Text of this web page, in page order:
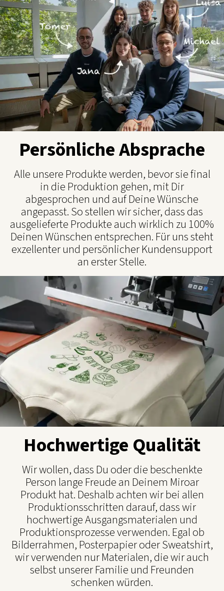
Persönliche Absprache
Alle unsere Produkte werden, bevor sie final
in die Produktion gehen, mit Dir
abgesprochen und auf Deine Wünsche
angepasst. So stellen wir sicher, dass das
ausgelieferte Produkte auch wirklich zu 100%
Deinen Wünschen entsprechen. Für uns steht
exzellenter und persönlicher Kundensupport
an erster Stelle.
Hochwertige Qualität
Wir wollen, dass Du oder die beschenkte
Person lange Freude an Deinem Miroar
Produkt hat. Deshalb achten wir bei allen
Produktionsschritten darauf, dass wir
hochwertige Ausgangsmaterialen und
Produktionsprozesse verwenden. Egal ob
Bilderrahmen, Posterpapier oder Sweatshirt,
wir verwenden nur Materialen, die wir auch
selbst unserer Familie und Freunden
schenken würden.